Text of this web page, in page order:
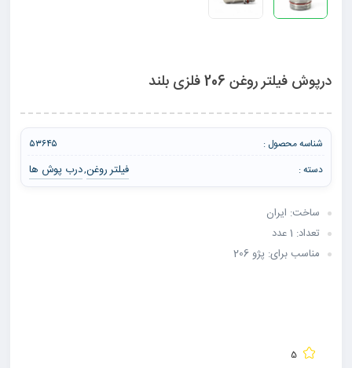
درپوش فیلتر روغن 206 فلزی بلند
شناسه محصول :
۵۳۶۴۵
دسته :
فیلتر روغن,درب پوش ها
ساخت: ایران
تعداد: 1 عدد
مناسب برای: پژو 206
5